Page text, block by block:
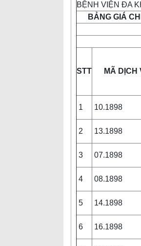
BỆNH VIỆN ĐA
BẢNG GIÁ
STT MÃ DỊCH
1 10.1898
2 13.1898
3 07.1898
4 08.1898
5 14.1898
6 16.1898